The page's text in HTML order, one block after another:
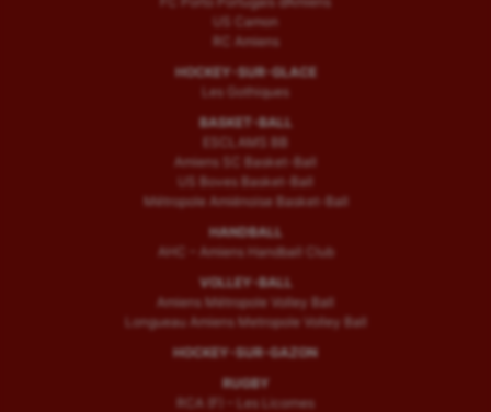
US Camon
RC Amiens
HOCKEY-SUR-GLACE
Les Gothiques
BASKET-BALL
ESCLAMS BB
Amiens SC Basket-Ball
US Boves Basket-Ball
Métropole Amiénoise Basket-Ball
HANDBALL
AHC – Amiens Handball Club
VOLLEY-BALL
Amiens Métropole Volley Ball
Longueau Amiens Metropole Volley Ball
HOCKEY-SUR-GAZON
RUGBY
RCA (F) – Les Licornes